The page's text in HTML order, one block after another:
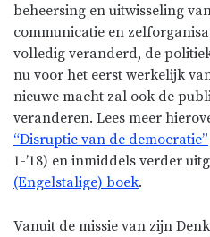
beheersing en uitwisseling
communicatie en
volledig veranderd, de
nu voor het eerst werkelijk
nieuwe macht zal ook de
veranderen. Lees meer
“Disruptie van de democratie”
1-’18) en inmiddels verder
(Engelstalige) boek.
Vanuit de missie van zijn